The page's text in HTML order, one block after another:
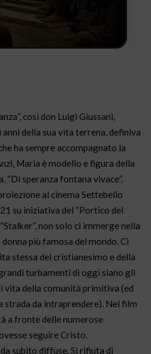
così don Luigi Giussani,
della sua vita terrena, definiva
ha sempre accompagnato la
Maria è modello e figura della
“Di speranza fontana vivace”.
al cinema Settebello
su iniziativa del “Portico del
non solo ci immerge nella
più famosa del mondo. Ci
stessa del cristianesimo e della
turbamenti di oggi siano gli
vita della comunità primitiva (ed
strada da intraprendere). Nel film
a fronte delle numerose
seguire Cristo.
subito diffuse. Si rifiuta di